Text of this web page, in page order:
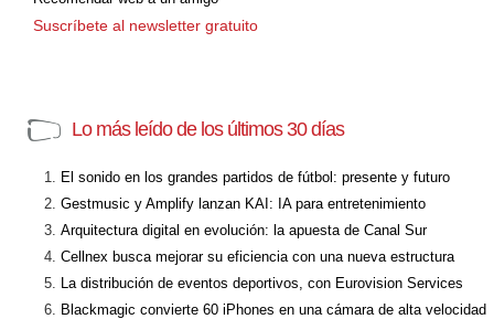
Suscríbete al newsletter gratuito
Lo más leído de los últimos 30 días
El sonido en los grandes partidos de fútbol: presente y futuro
Gestmusic y Amplify lanzan KAI: IA para entretenimiento
Arquitectura digital en evolución: la apuesta de Canal Sur
Cellnex busca mejorar su eficiencia con una nueva estructura
La distribución de eventos deportivos, con Eurovision Services
Blackmagic convierte 60 iPhones en una cámara de alta velocidad